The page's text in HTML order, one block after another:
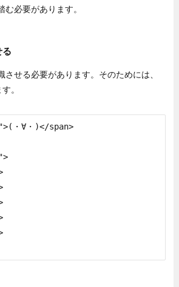
む必要があります。
る
させる必要があります。そのためには、
。
・∀・)</span>